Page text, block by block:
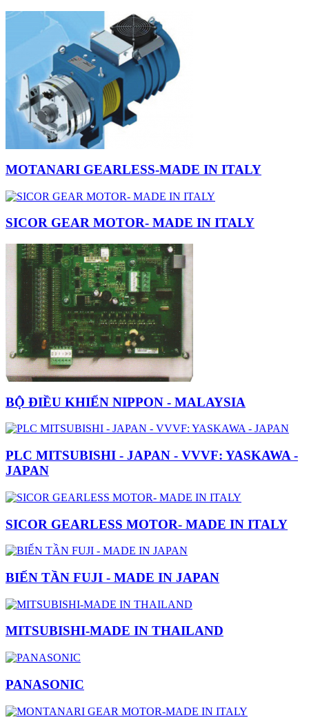
MOTANARI GEARLESS-MADE IN ITALY
SICOR GEAR MOTOR- MADE IN ITALY
BỘ ĐIỀU KHIỂN NIPPON - MALAYSIA
PLC MITSUBISHI - JAPAN - VVVF: YASKAWA -
JAPAN
SICOR GEARLESS MOTOR- MADE IN ITALY
BIẾN TẦN FUJI - MADE IN JAPAN
MITSUBISHI-MADE IN THAILAND
PANASONIC